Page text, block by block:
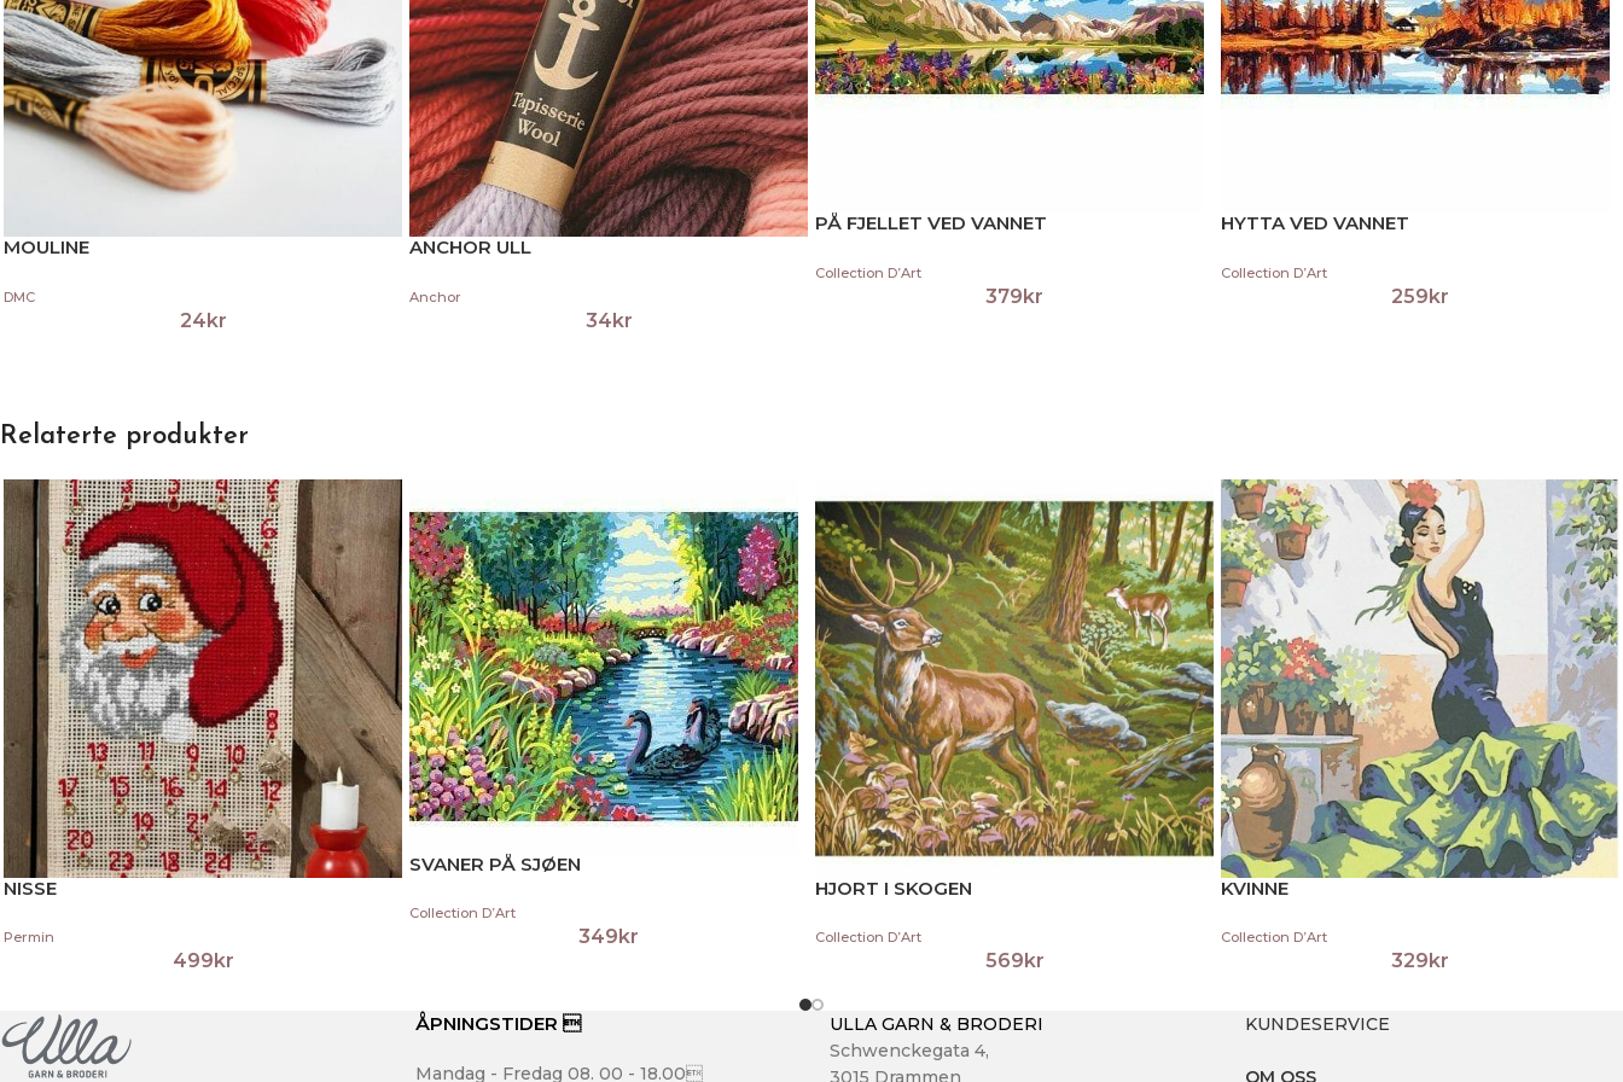
MOULINE
DMC
24kr
ANCHOR ULL
Anchor
34kr
PÅ FJELLET VED VANNET
Collection D’Art
379kr
HYTTA VED VANNET
Collection D’Art
259kr
Relaterte produkter
NISSE
Permin
499 kr
SVANER PÅ SJØEN
Collection D’Art
349 kr
HJORT I SKOGEN
Collection D’Art
569 kr
KVINNE
Collection D’Art
329 kr
ÅPNINGSTIDER 
Mandag - Fredag 08. 00 - 18.00
ULLA GARN & BRODERI
Schwenckegata 4,
3015 Drammen
KUNDESERVICE
OM OSS